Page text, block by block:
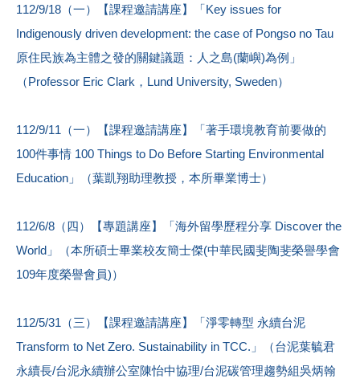
112/9/18（一）【課程邀請講座】「Key issues for
Indigenously driven development: the case of Pongso no Tau
原住民族為主體之發的關鍵議題：人之島(蘭嶼)為例」
（Professor Eric Clark，Lund University, Sweden）
112/9/11（一）【課程邀請講座】「著手環境教育前要做的
100件事情 100 Things to Do Before Starting Environmental
Education」（葉凱翔助理教授，本所畢業博士）
112/6/8（四）【專題講座】「海外留學歷程分享 Discover the
World」（本所碩士畢業校友簡士傑(中華民國斐陶斐榮譽學會
109年度榮譽會員)）
112/5/31（三）【課程邀請講座】「淨零轉型 永續台泥
Transform to Net Zero. Sustainability in TCC.」（台泥葉毓君
永續長/台泥永續辦公室陳怡中協理/台泥碳管理趨勢組吳炳翰